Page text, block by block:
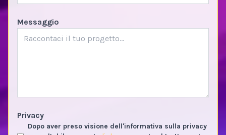
Messaggio
Privacy
Dopo aver preso visione dell'informativa sulla privacy